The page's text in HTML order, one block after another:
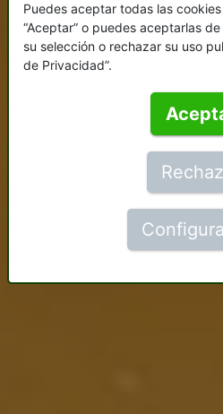
Puedes aceptar todas las
“Aceptar” o puedes aceptarlas
su selección o rechazar su uso
de Privacidad”.